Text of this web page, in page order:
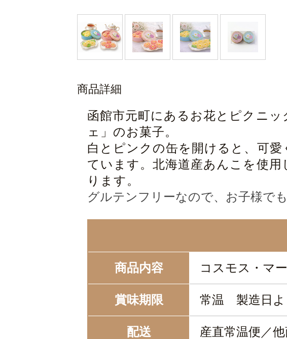
商品詳細
函館市元町にあるお花とピクニ
ェ」のお菓子。
白とピンクの缶を開けると、可
ています。北海道産あんこを使
ります。
グルテンフリーなので、お子様で
商品内容 コスモス・マ
賞味期限 常温 製造日よ
配送 産直常温便／